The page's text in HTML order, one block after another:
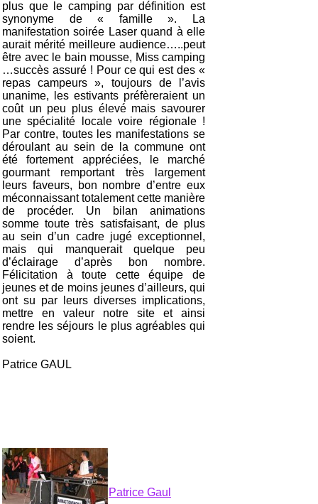
plus que le camping par définition est
synonyme de « famille ». La
manifestation soirée Laser quand à elle
aurait mérité meilleure audience…..peut
être avec le bain mousse, Miss camping
…succès assuré ! Pour ce qui est des «
repas campeurs », toujours de l’avis
unanime, les estivants préfèreraient un
coût un peu plus élevé mais savourer
une spécialité locale voire régionale !
Par contre, toutes les manifestations se
déroulant au sein de la commune ont
été fortement appréciées, le marché
gourmant remportant très largement
leurs faveurs, bon nombre d’entre eux
méconnaissant totalement cette manière
de procéder. Un bilan animations
somme toute très satisfaisant, de plus
au sein d’un cadre jugé exceptionnel,
mais qui manquerait quelque peu
d’éclairage d’après bon nombre.
Félicitation à toute cette équipe de
jeunes et de moins jeunes d’ailleurs, qui
ont su par leurs diverses implications,
mettre en valeur notre site et ainsi
rendre les séjours le plus agréables qui
soient.
Patrice GAUL
Patrice Gaul